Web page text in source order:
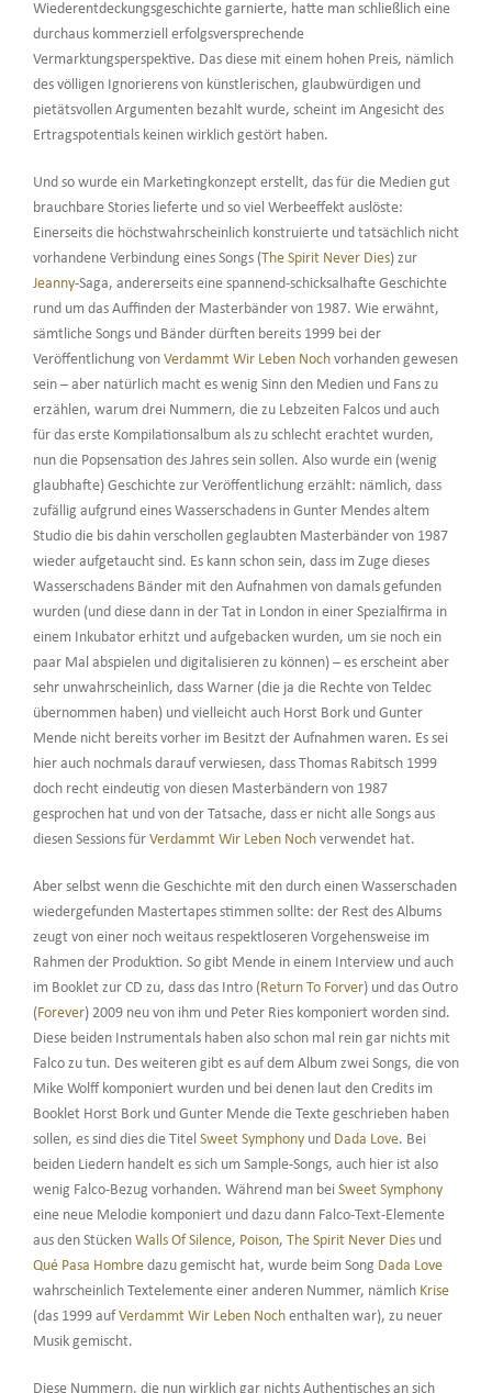
Wiederentdeckungsgeschichte garnierte, hatte man schließlich eine
durchaus kommerziell erfolgsversprechende
Vermarktungsperspektive. Das diese mit einem hohen Preis, nämlich
des völligen Ignorierens von künstlerischen, glaubwürdigen und
pietätsvollen Argumenten bezahlt wurde, scheint im Angesicht des
Ertragspotentials keinen wirklich gestört haben.
Und so wurde ein Marketingkonzept erstellt, das für die Medien gut
brauchbare Stories lieferte und so viel Werbeeffekt auslöste:
Einerseits die höchstwahrscheinlich konstruierte und tatsächlich nicht
vorhandene Verbindung eines Songs (The Spirit Never Dies) zur
Jeanny-Saga, andererseits eine spannend-schicksalhafte Geschichte
rund um das Auffinden der Masterbänder von 1987. Wie erwähnt,
sämtliche Songs und Bänder dürften bereits 1999 bei der
Veröffentlichung von Verdammt Wir Leben Nochvorhanden gewesen
sein – aber natürlich macht es wenig Sinn den Medien und Fans zu
erzählen, warum drei Nummern, die zu Lebzeiten Falcos und auch
für das erste Kompilationsalbum als zu schlecht erachtet wurden,
nun die Popsensation des Jahres sein sollen. Also wurde ein (wenig
glaubhafte) Geschichte zur Veröffentlichung erzählt: nämlich, dass
zufällig aufgrund eines Wasserschadens in Gunter Mendes altem
Studio die bis dahin verschollen geglaubten Masterbänder von 1987
wieder aufgetaucht sind. Es kann schon sein, dass im Zuge dieses
Wasserschadens Bänder mit den Aufnahmen von damals gefunden
wurden (und diese dann in der Tat in London in einer Spezialfirma in
einem Inkubator erhitzt und aufgebacken wurden, um sie noch ein
paar Mal abspielen und digitalisieren zu können) – es erscheint aber
sehr unwahrscheinlich, dass Warner (die ja die Rechte von Teldec
übernommen haben) und vielleicht auch Horst Bork und Gunter
Mende nicht bereits vorher im Besitzt der Aufnahmen waren. Es sei
hier auch nochmals darauf verwiesen, dass Thomas Rabitsch 1999
doch recht eindeutig von diesen Masterbändern von 1987
gesprochen hat und von der Tatsache, dass er nicht alle Songs aus
diesen Sessions für Verdammt Wir Leben Nochverwendet hat.
Aber selbst wenn die Geschichte mit den durch einen Wasserschaden
wiedergefunden Mastertapes stimmen sollte: der Rest des Albums
zeugt von einer noch weitaus respektloseren Vorgehensweise im
Rahmen der Produktion. So gibt Mende in einem Interview und auch
im Booklet zur CD zu, dass das Intro (Return To Forver) und das Outro
(Forever) 2009 neu von ihm und Peter Ries komponiert worden sind.
Diese beiden Instrumentals haben also schon mal rein gar nichts mit
Falco zu tun. Des weiteren gibt es auf dem Album zwei Songs, die von
Mike Wolff komponiert wurden und bei denen laut den Credits im
Booklet Horst Bork und Gunter Mende die Texte geschrieben haben
sollen, es sind dies die Titel Sweet Symphonyund Dada Love. Bei
beiden Liedern handelt es sich um Sample-Songs, auch hier ist also
wenig Falco-Bezug vorhanden. Während man bei Sweet Symphony
eine neue Melodie komponiert und dazu dann Falco-Text-Elemente
aus den Stücken Walls Of Silence, Poison, The Spirit Never Diesund
Qué Pasa Hombredazu gemischt hat, wurde beim Song Dada Love
wahrscheinlich Textelemente einer anderen Nummer, nämlich Krise
(das 1999 auf Verdammt Wir Leben Nochenthalten war), zu neuer
Musik gemischt.
Diese Nummern, die nun wirklich gar nichts Authentisches an sich